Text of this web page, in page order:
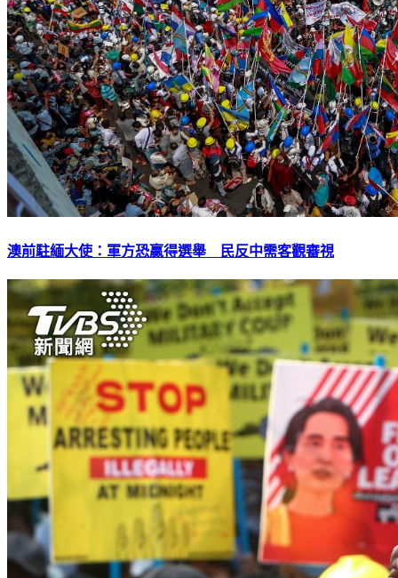
澳前駐緬大使：軍方恐贏得選舉 民反中需客觀審視